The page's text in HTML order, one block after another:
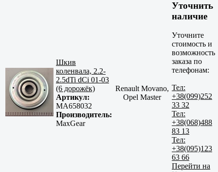
Шкив
коленвала, 2.2-
2.5dTi dCi 01-03
(6 дорожёк)
Артикул:
MA658032
Производитель:
MaxGear
Renault Movano,
Opel Master
Уточнить
наличие
Уточните
стоимость и
возможность
заказа по
телефонам:
Тел:
+38(099)252
33 32
Тел:
+38(068)488
83 13
Тел:
+38(095)123
63 66
Перейти на